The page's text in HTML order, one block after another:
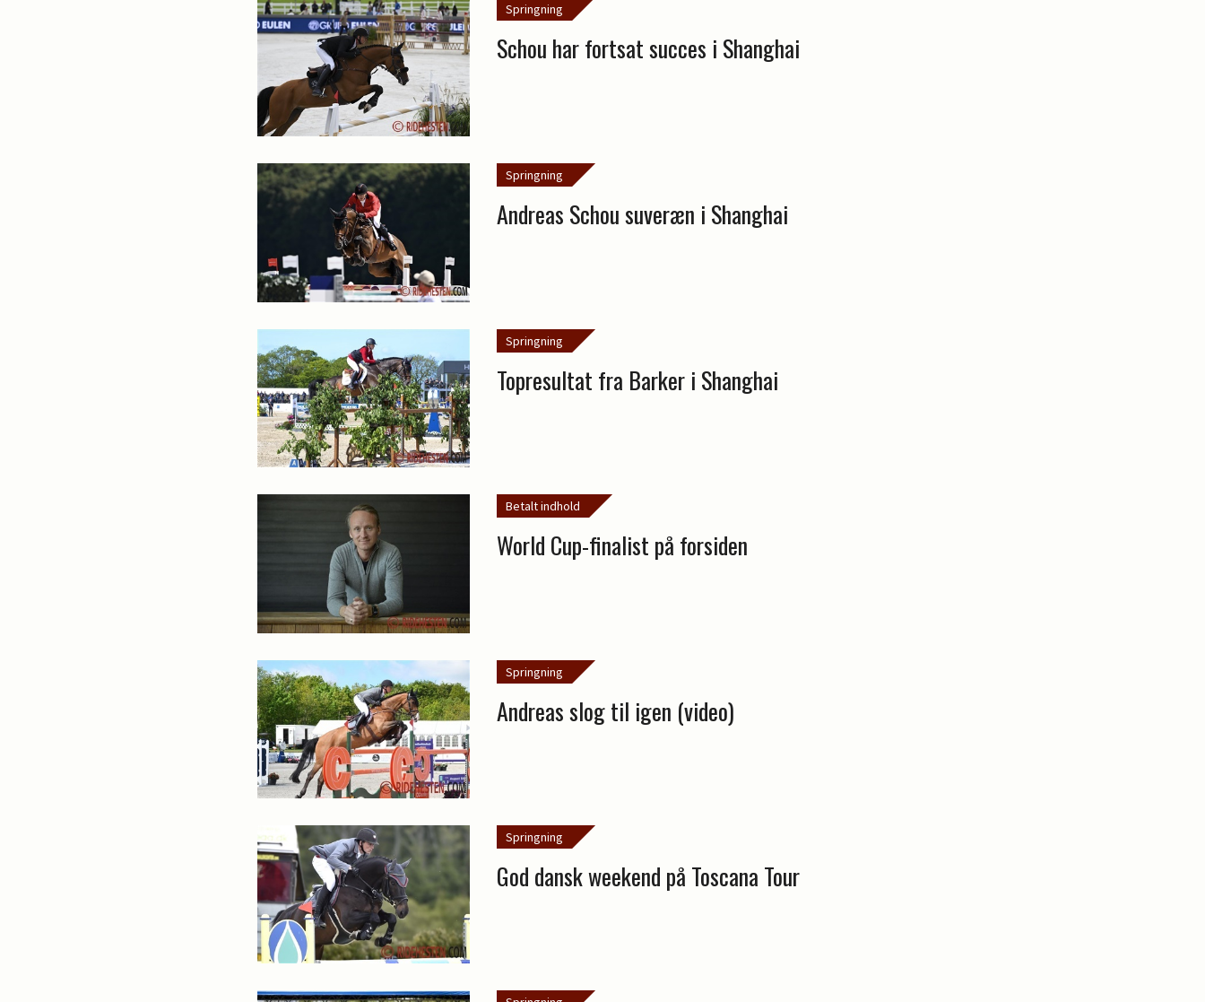
Springning
Schou har fortsat succes i Shanghai
Springning
Andreas Schou suveræn i Shanghai
Springning
Topresultat fra Barker i Shanghai
Betalt indhold
World Cup-finalist på forsiden
Springning
Andreas slog til igen (video)
Springning
God dansk weekend på Toscana Tour